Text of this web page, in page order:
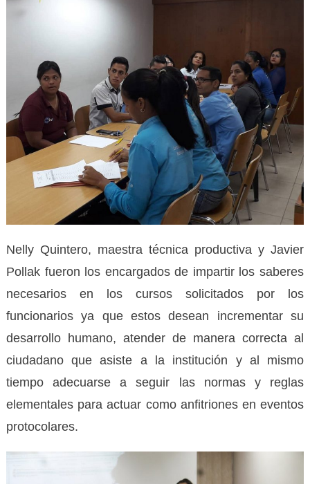
Nelly Quintero, maestra técnica productiva y Javier
Pollak fueron los encargados de impartir los saberes
necesarios en los cursos solicitados por los
funcionarios ya que estos desean incrementar su
desarrollo humano, atender de manera correcta al
ciudadano que asiste a la institución y al mismo
tiempo adecuarse a seguir las normas y reglas
elementales para actuar como anfitriones en eventos
protocolares.